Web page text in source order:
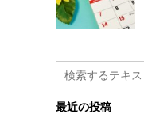
最近の投稿